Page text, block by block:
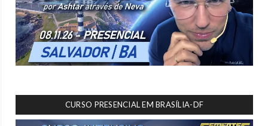
CURSO PRESENCIAL EM BRASÍLIA-DF